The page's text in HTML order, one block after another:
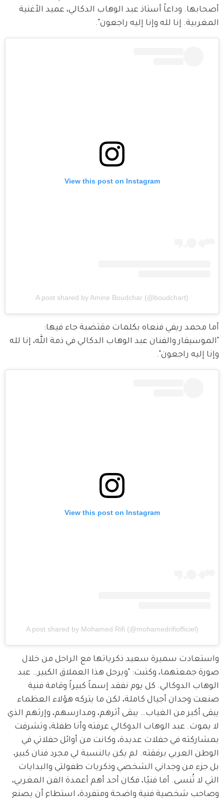
أصحابها. وداعاً أستاذ عبد الوهاب الدكالي، عميد الأغنية
المغربية. إنا لله وإنا إليه راجعون".
View this post on Instagram
A post shared by Amine Boudchar (@boudchart)
أما محمد ريفي فنعاه بكلمات مقتضبة جاء فيها:
"الموسيقار والفنان عبد الوهاب الدكالي في ذمة الله، إنا لله
وإنا إليه راجعون".
View this post on Instagram
A post shared by Mohamed Rifi (@mohamedrifiofficiel)
واستعادت سميرة سعيد ذكرياتها مع الراحل من خلال
صورة جمعتهما، وكتبت: "ويرحل هذا العملاق الكبير… عبد
الوهاب الدوكالي. كل يوم نفقد إسماً كبيراً وقامة فنية
صنعت وجدان أجيال كاملة، لكن ما يتركه هؤلاء العظماء
يبقى أكبر من الغياب… يبقى أثرهم، ومدارسهم، وإرثهم الذي
لا يموت. عبد الوهاب الدوكالي عرفته وأنا طفلة، وتشرفت
بمشاركته في حفلات عديدة، وكانت من أوائل حفلاتي في
الوطن العربي برفقته. لم يكن بالنسبة لي مجرد فنان كبير،
بل جزء من وجداني الشخصي وذكريات طفولتي والبدايات
التي لا تُنسى. أما فنيًا، فكان أحد أهم أعمدة الفن المغربي،
وصاحب شخصية فنية واضحة ومتفردة، استطاع أن يصنع